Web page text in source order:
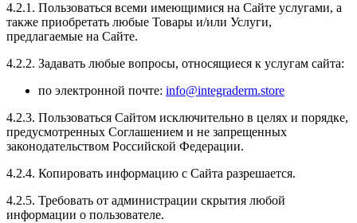
4.2.1. Пользоваться всеми имеющимися на Сайте услугами, а
также приобретать любые Товары и/или Услуги,
предлагаемые на Сайте.
4.2.2. Задавать любые вопросы, относящиеся к услугам сайта:
по электронной почте: info@integraderm.store
4.2.3. Пользоваться Сайтом исключительно в целях и порядке,
предусмотренных Соглашением и не запрещенных
законодательством Российской Федерации.
4.2.4. Копировать информацию с Сайта разрешается.
4.2.5. Требовать от администрации скрытия любой
информации о пользователе.